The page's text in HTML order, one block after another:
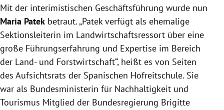
Mit der interimistischen Geschäftsführung wurde nun
Maria Patek betraut. „Patek verfügt als ehemalige
Sektionsleiterin im Landwirtschaftsressort über eine
große Führungserfahrung und Expertise im Bereich
der Land- und Forstwirtschaft“, heißt es von Seiten
des Aufsichtsrats der Spanischen Hofreitschule. Sie
war als Bundesministerin für Nachhaltigkeit und
Tourismus Mitglied der Bundesregierung Brigitte